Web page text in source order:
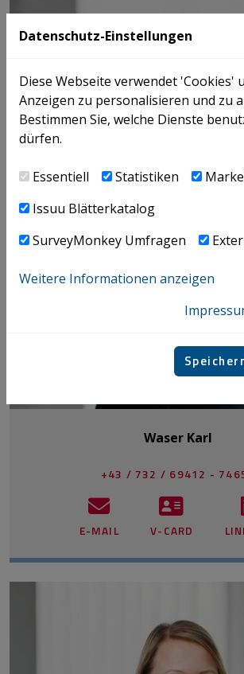
Waser Karl
+43 / 732 / 69412 -
E-MAIL V-CARD
Datenschutz-Einstellungen
Diese Webseite verwendet 'Cookies'
Anzeigen zu personalisieren und zu
Bestimmen Sie, welche Dienste
dürfen.
Essentiell Statistiken
Issuu Blätterkatalog
SurveyMonkey Umfragen
Weitere Informationen anzeigen